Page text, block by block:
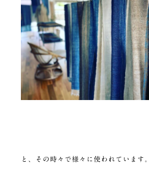
と、その時々で様々に使われています。